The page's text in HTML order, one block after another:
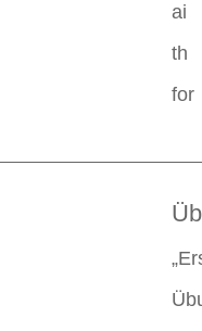
ai
th
for